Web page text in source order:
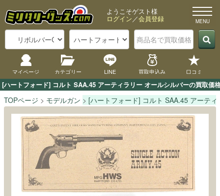
[ハートフォード] コルト SAA.45 アーティラリー オールシルバーの買取
ようこそゲスト様
ログイン／会員登録
マイページ カテゴリー LINE 買取申込み 口コミ
TOPページ モデルガン [ハートフォード] コルト SAA.45 アーテ